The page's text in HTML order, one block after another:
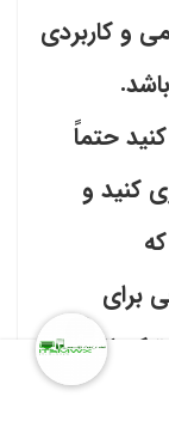
و کاربردی
حتماً
کنید و
برای
را
تر با